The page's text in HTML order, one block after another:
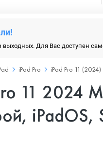
Для Вас доступен
iPad Pro iPad Pro 11 (2024)
11 2024
iPadOS,